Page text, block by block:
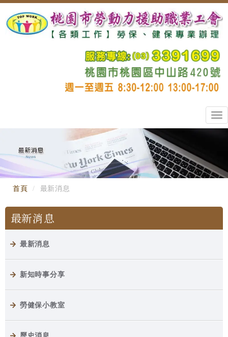
首頁 最新消息
最新消息
最新消息
新知時事分享
勞健保小教室